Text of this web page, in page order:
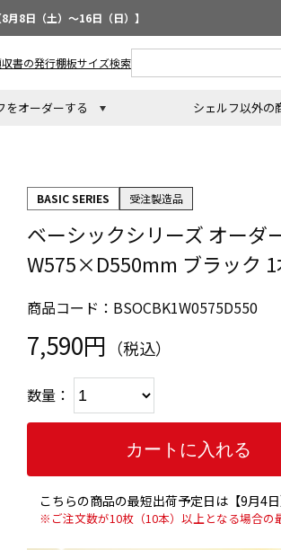
8日（土）～16日（日）】
書の発行棚板サイズ検索
をオーダーする シェルフ以外の
BASIC SERIES 受注製造品
ベーシックシリーズ オーダ
W575×D550mm ブラック 1
商品コード：BSOCBK1W0575D550
7,590円 （税込）
数量：
こちらの商品の最短出荷予定日は【9月4日
※ご注文数が10枚（10本）以上となる場合の